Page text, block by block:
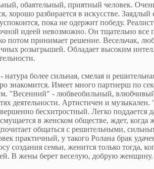
обаятельный, приятный человек.
хорошо разбирается в искусстве.
пока не одержит победу.
идеей невозможно. Он тщательно все
потом принимает решение. Весельчак,
розыгрышей. Обладает высоким
более сильная, смелая и
знакомится. Имеет много партнерш по
"Весенний" - любвеобильный,
деятельности. Артистичен и
бесхитростный. Легко поддается
в женском обществе, ждет,
общаться с решительными,
практичный, у такого Ролана брак
создания семьи, женится только тогда,
В жены берет веселую, добрую женщину.